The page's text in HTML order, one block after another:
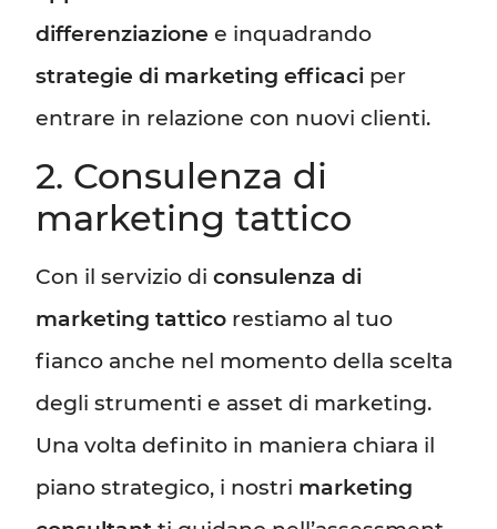
differenziazione e inquadrando
strategie di marketing efficaci per
entrare in relazione con nuovi clienti.
2. Consulenza di
marketing tattico
Con il servizio di consulenza di
marketing tattico restiamo al tuo
fianco anche nel momento della scelta
degli strumenti e asset di marketing.
Una volta definito in maniera chiara il
piano strategico, i nostri marketing